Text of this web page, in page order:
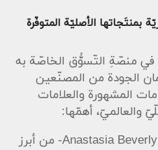
بمنتَجاتها الأصليّة المتوفّرة
منصّةِ التّسوُّق الخاصّة به
الجودة من المصنّعين
المشهورة والعلامات
والعالميّ، أهمّها:
1. أناستازيا بيفرلي هيلز Anastasia Beverly Hills- من أبرز